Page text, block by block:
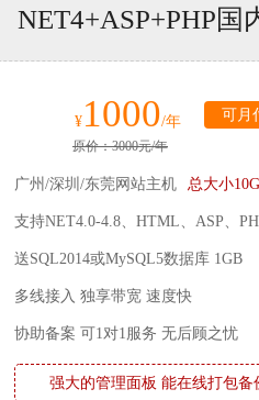
NET4+ASP+PHP国
¥1000/年 可月
原价：3000元/年
广州/深圳/东莞网站主机 总大小
支持NET4.0-4.8、HTML、ASP、
送SQL2014或MySQL5数据库 1GB
多线接入 独享带宽 速度快
协助备案 可1对1服务 无后顾之忧
强大的管理面板 能在线打包备